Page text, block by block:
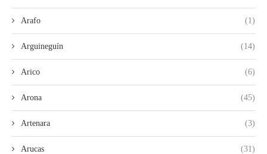
Arafo (1)
Arguineguín (14)
Arico (6)
Arona (45)
Artenara (3)
Arucas (31)